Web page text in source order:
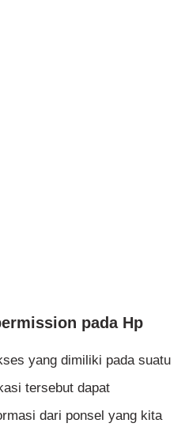
pada Hp
yang dimiliki pada suatu
tersebut dapat
dari ponsel yang kita